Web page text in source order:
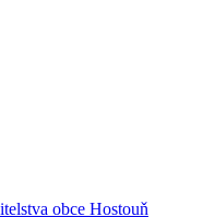
obce Hostouň